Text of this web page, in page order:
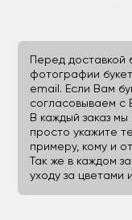
Перед
фотографии
email. Если Вам
согласовываем с
В каждый заказ
просто укажите
примеру, кому и
Так же в каждом
уходу за цветами